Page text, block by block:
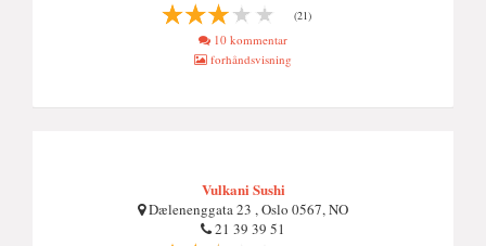
(21)
10 kommentar
forhåndsvisning
Vulkani Sushi
Dælenenggata 23 , Oslo 0567, NO
21 39 39 51